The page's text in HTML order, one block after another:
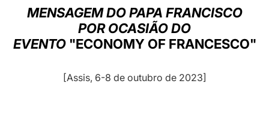
العربيّة
中文
MENSAGEM DO PAPA FRANCISCO
POR OCASIÃO DO
EVENTO "ECONOMY OF FRANCESCO"
[Assis, 6-8 de outubro de 2023]